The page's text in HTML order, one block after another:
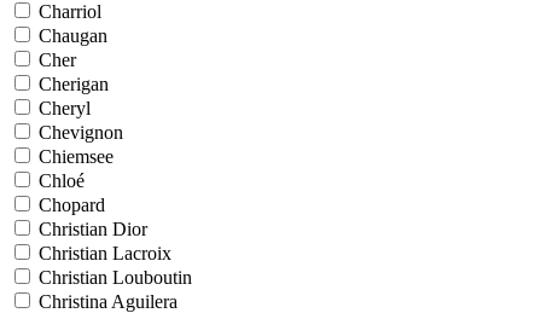
Charriol
Chaugan
Cher
Cherigan
Cheryl
Chevignon
Chiemsee
Chloé
Chopard
Christian Dior
Christian Lacroix
Christian Louboutin
Christina Aguilera